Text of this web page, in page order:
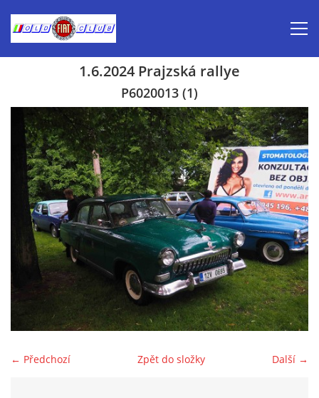
Inzerce prodej
Aktuálně-pozvánky
Kalendář veteránských akcí 2026
Prvomájová jízda 2026
Old Fiat Club historie
1.6.2024 Prajzská rallye
P6020013 (1)
← Předchozí Další →
Zpět do složky